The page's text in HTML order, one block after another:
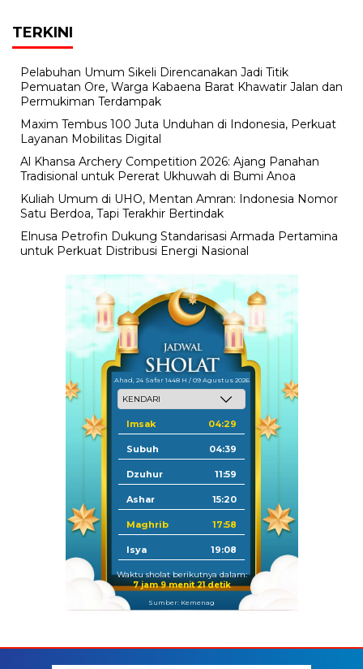
TERKINI
Pelabuhan Umum Sikeli Direncanakan Jadi Titik
Pemuatan Ore, Warga Kabaena Barat Khawatir Jalan dan
Permukiman Terdampak
Maxim Tembus 100 Juta Unduhan di Indonesia, Perkuat
Layanan Mobilitas Digital
Al Khansa Archery Competition 2026: Ajang Panahan
Tradisional untuk Pererat Ukhuwah di Bumi Anoa
Kuliah Umum di UHO, Mentan Amran: Indonesia Nomor
Satu Berdoa, Tapi Terakhir Bertindak
Elnusa Petrofin Dukung Standarisasi Armada Pertamina
untuk Perkuat Distribusi Energi Nasional
Ahad, 24 Safar 1448 H / 09 Agustus 2026
Imsak 04:29
Subuh 04:39
Dzuhur 11:59
Ashar 15:20
Maghrib 17:58
Isya 19:08
Waktu sholat berikutnya dalam:
7 jam 9 menit 21 detik
Sumber: Kemenag